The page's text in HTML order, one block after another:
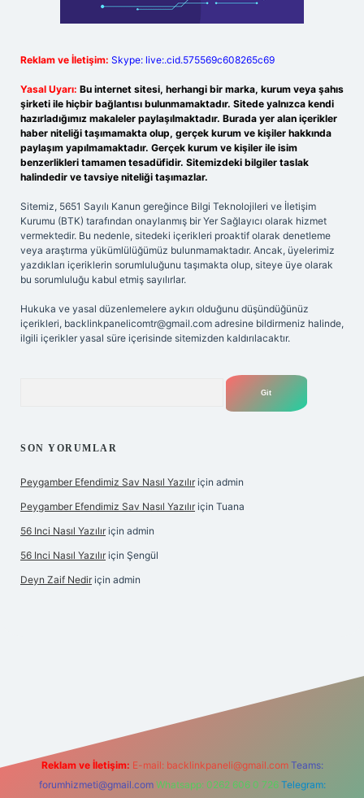
Reklam ve İletişim: Skype: live:.cid.575569c608265c69
Yasal Uyarı: Bu internet sitesi, herhangi bir marka, kurum veya şahıs
şirketi ile hiçbir bağlantısı bulunmamaktadır. Sitede yalnızca kendi
hazırladığımız makaleler paylaşılmaktadır. Burada yer alan içerikler
haber niteliği taşımamakta olup, gerçek kurum ve kişiler hakkında
paylaşım yapılmamaktadır. Gerçek kurum ve kişiler ile isim
benzerlikleri tamamen tesadüfidir. Sitemizdeki bilgiler taslak
halindedir ve tavsiye niteliği taşımazlar.
Sitemiz, 5651 Sayılı Kanun gereğince Bilgi Teknolojileri ve İletişim
Kurumu (BTK) tarafından onaylanmış bir Yer Sağlayıcı olarak hizmet
vermektedir. Bu nedenle, sitedeki içerikleri proaktif olarak denetleme
veya araştırma yükümlülüğümüz bulunmamaktadır. Ancak, üyelerimiz
yazdıkları içeriklerin sorumluluğunu taşımakta olup, siteye üye olarak
bu sorumluluğu kabul etmiş sayılırlar.
Hukuka ve yasal düzenlemelere aykırı olduğunu düşündüğünüz
içerikleri, backlinkpanelicomtr@gmail.com adresine bildirmeniz halinde,
ilgili içerikler yasal süre içerisinde sitemizden kaldırılacaktır.
SON YORUMLAR
Peygamber Efendimiz Sav Nasıl Yazılır için admin
Peygamber Efendimiz Sav Nasıl Yazılır için Tuana
56 Inci Nasıl Yazılır için admin
56 Inci Nasıl Yazılır için Şengül
Deyn Zaif Nedir için admin
Reklam ve İletişim: E-mail: backlinkpaneli@gmail.com Teams:
forumhizmeti@gmail.com Whatsapp: 0262 606 0 726 Telegram: